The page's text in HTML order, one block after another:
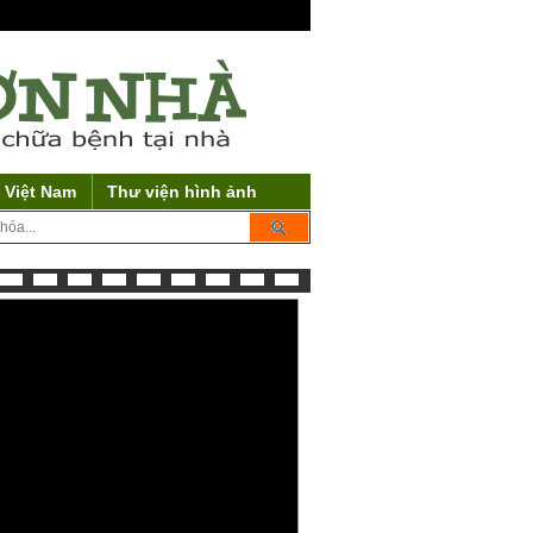
Nam Thư viện hình ảnh